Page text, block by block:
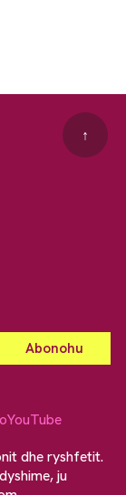
↑
YouTube
dhe ryshfetit.
ju